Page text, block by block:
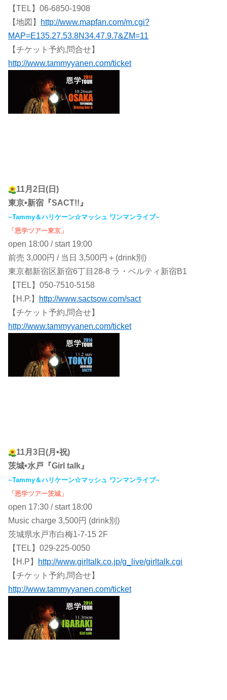
【TEL】06-6850-1908
【地図】
http://www.mapfan.com/m.cgi?
MAP=E135.27.53.8N34.47.9.7&ZM=11
【チケット予約,問合せ】
http://www.tammyyanen.com/ticket
11月2日(日)
東京•新宿『SACT!!』
~Tammy＆ハリケーン☆マッシュ ワンマンライブ~
「恩学ツアー東京」
open 18:00 / start 19:00
前売 3,000円 / 当日 3,500円＋(drink別)
東京都新宿区新宿6丁目28-8 ラ・ベルティ新宿B1
【TEL】050-7510-5158
【H.P.】
http://www.sactsow.com/sact
【チケット予約,問合せ】
http://www.tammyyanen.com/ticket
11月3日(月•祝)
茨城•水戸『Girl talk』
~Tammy＆ハリケーン☆マッシュ ワンマンライブ~
「恩学ツアー茨城」
open 17:30 / start 18:00
Music charge 3,500円 (drink別)
茨城県水戸市白梅1-7-15 2F
【TEL】029-225-0050
【H.P】
http://www.girltalk.co.jp/g_live/girltalk.cgi
【チケット予約,問合せ】
http://www.tammyyanen.com/ticket